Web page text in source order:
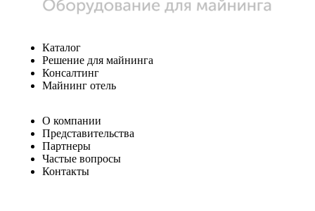
Каталог
Решение для майнинга
Консалтинг
Майнинг отель
О компании
Представительства
Партнеры
Частые вопросы
Контакты